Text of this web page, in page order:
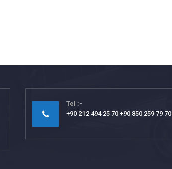
Tel
+90 212 494 25 70 +90 850 259 79 70